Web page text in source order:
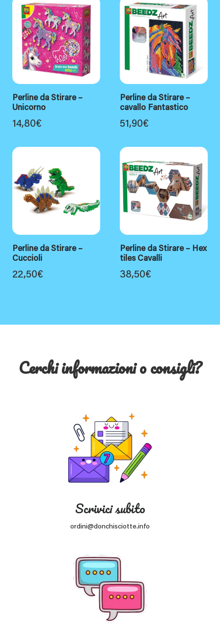
Perline da Stirare –
Unicorno
14,80€
Perline da Stirare –
cavallo Fantastico
51,90€
Perline da Stirare –
Cuccioli
22,50€
Perline da Stirare – Hex
tiles Cavalli
38,50€
Cerchi informazioni o consigli?
Scrivici subito
ordini@donchisciotte.info